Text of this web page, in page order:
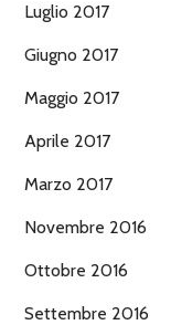
Luglio 2017
Giugno 2017
Maggio 2017
Aprile 2017
Marzo 2017
Novembre 2016
Ottobre 2016
Settembre 2016